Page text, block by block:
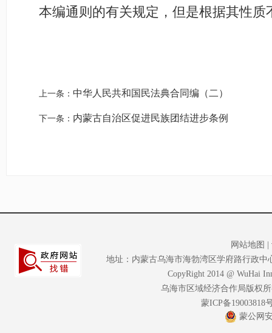
本编通则的有关规定，但是根据其性质
上一条： 中华人民共和国民法典合同编（二）
下一条： 内蒙古自治区促进民族团结进步条例
网站地图
地址：内蒙古乌海市海勃湾区学府路行政中
CopyRight 2014 @ WuHai
乌海市区域经济合作局版权
蒙ICP备19003818
蒙公网